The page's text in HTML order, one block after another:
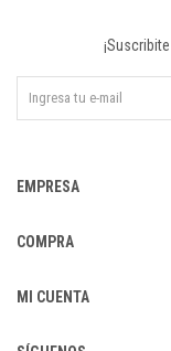
EMPRESA
COMPRA
MI CUENTA